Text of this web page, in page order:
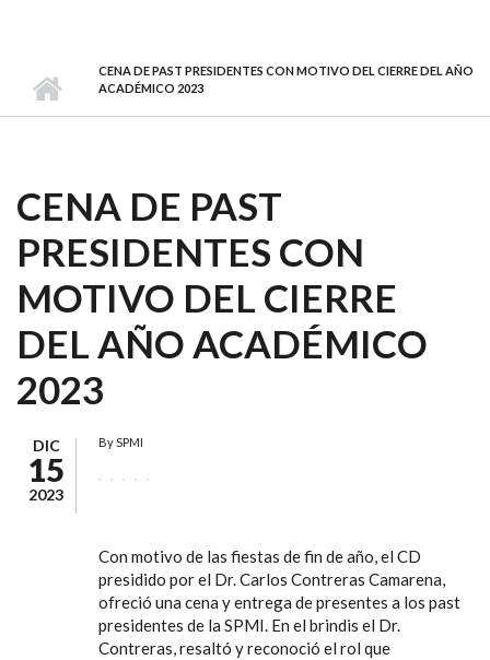
CENA DE PAST PRESIDENTES CON MOTIVO DEL CIERRE DEL AÑO
ACADÉMICO 2023
CENA DE PAST
PRESIDENTES CON
MOTIVO DEL CIERRE
DEL AÑO ACADÉMICO
2023
DIC
15
2023
BySPMI
Con motivo de las fiestas de fin de año, el CD
presidido por el Dr. Carlos Contreras Camarena,
ofreció una cena y entrega de presentes a los past
presidentes de la SPMI. En el brindis el Dr.
Contreras, resaltó y reconoció el rol que